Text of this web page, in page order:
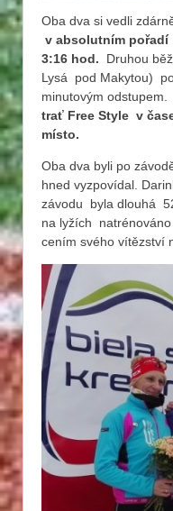
Oba dva si vedli
v absolutním pořadí
3:16 hod.
Druhou
Lysá pod Makytou)
minutovým odstupem.
trať Free Style v
místo.
Oba dva byli po
hned vyzpovídal.
závodu byla dlouhá
na lyžích
cením svého vítězství